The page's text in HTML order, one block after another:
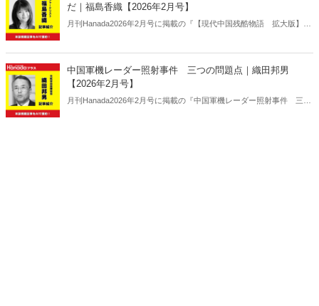
だ｜福島香織【2026年2月号】
月刊Hanada2026年2月号に掲載の『【現代中国残酷物語 拡大版】香
中国軍機レーダー照射事件 三つの問題点｜織田邦男
【2026年2月号】
月刊Hanada2026年2月号に掲載の『中国軍機レーダー照射事件 三つ